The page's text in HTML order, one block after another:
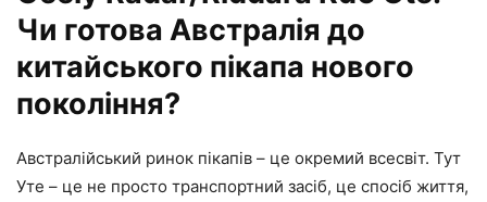
Чи готова Австралія до
китайського пікапа нового
покоління?
Австралійський ринок пікапів – це окремий всесвіт. Тут
Уте – це не просто транспортний засіб, це спосіб життя,